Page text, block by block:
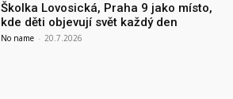
Školka Lovosická, Praha 9 jako místo,
kde děti objevují svět každý den
No name - 20.7.2026